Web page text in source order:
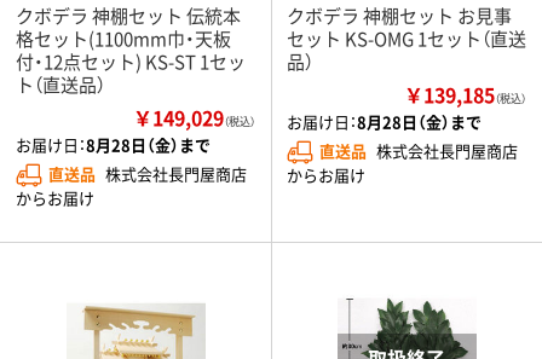
クボデラ 神棚セット 伝統本
格セット(1100mm巾・天板
付・12点セット) KS-ST 1セッ
ト（直送品）
￥149,029（税込）
お届け日：8月28日（金）まで
直送品 株式会社長門屋商店
からお届け
クボデラ 神棚セット お見事
セット KS-OMG 1セット（直送
品）
￥139,185（税込）
お届け日：8月28日（金）まで
直送品 株式会社長門屋商店
からお届け